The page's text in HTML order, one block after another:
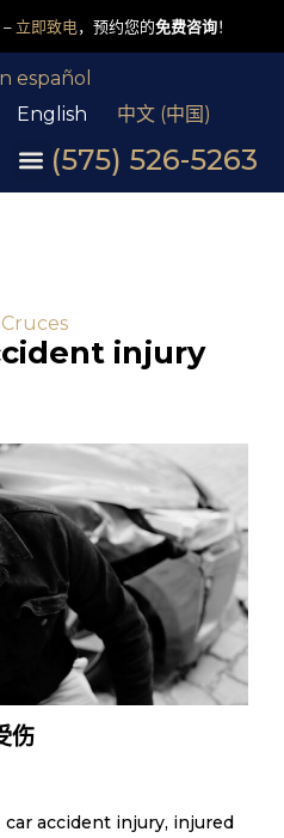
– 立即致电，预约您的免费咨询！
español
English 中文 (中国)
(575) 526-5263
Cruces
injury
伤
car accident injury, injured